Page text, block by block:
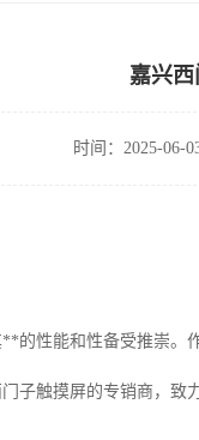
嘉兴
时间：2025-06-
的性能和性备受推崇
子触摸屏的专销商，致